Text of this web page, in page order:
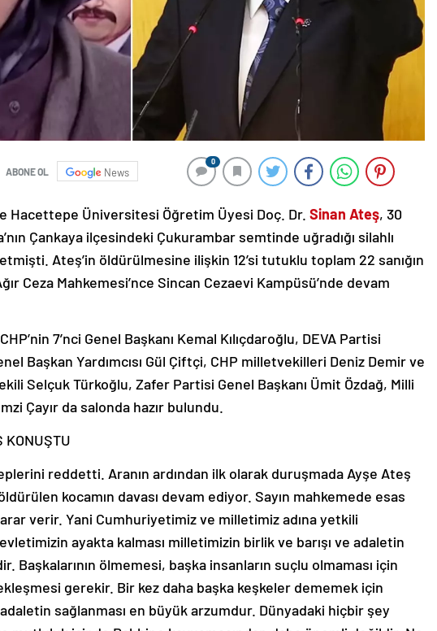
News
Çankaya ilçesindeki Çukurambar semtinde uğradığı silahlı
Ateş’in öldürülmesine ilişkin 12’si tutuklu toplam 22 sanığın
Ceza Mahkemesi’nce Sincan Cezaevi Kampüsü’nde devam
Başkan Yardımcısı Gül Çiftçi, CHP milletvekilleri Deniz Demir ve
Selçuk Türkoğlu, Zafer Partisi Genel Başkanı Ümit Özdağ, Milli
Çayır da salonda hazır bulundu.
kocamın davası devam ediyor. Sayın mahkemede esas
verir. Yani Cumhuriyetimiz ve milletimiz adına yetkili
ayakta kalması milletimizin birlik ve barışı ve adaletin
Başkalarının ölmemesi, başka insanların suçlu olmaması için
gerekir. Bir kez daha başka keşkeler dememek için
sağlanması en büyük arzumdur. Dünyadaki hiçbir şey
mutluluk içinde Rabbine kavuşmasından daha önemli değildir. Ne